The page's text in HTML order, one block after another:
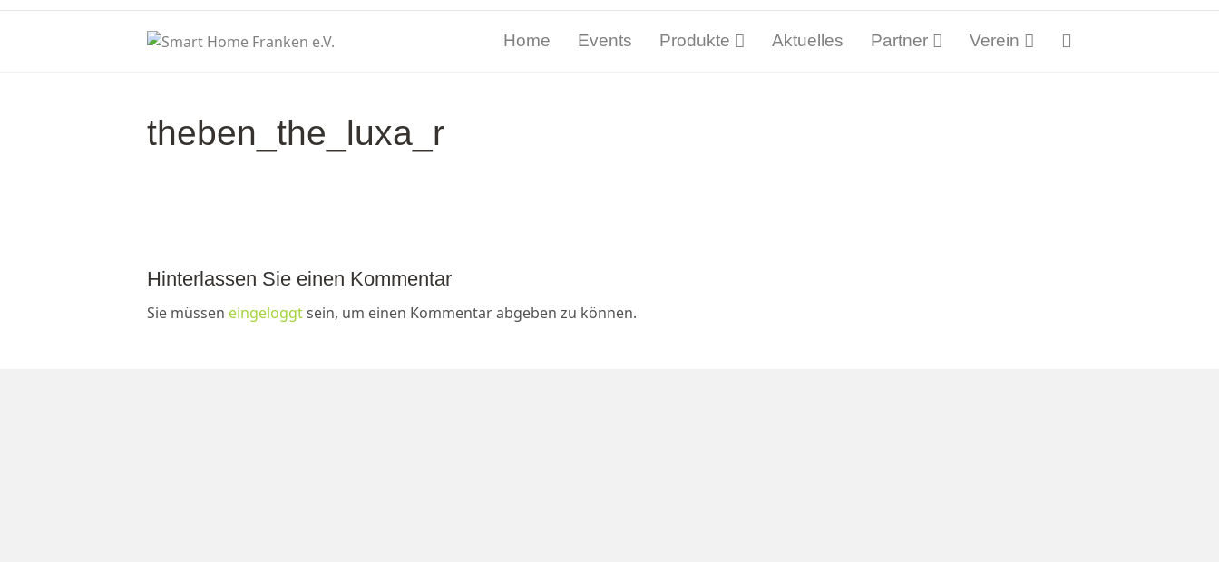
Home Events Produkte Aktuelles Partner Verein
theben_the_luxa_r
Hinterlassen Sie einen Kommentar
Sie müssen eingeloggtsein, um einen Kommentar abgeben zu können.